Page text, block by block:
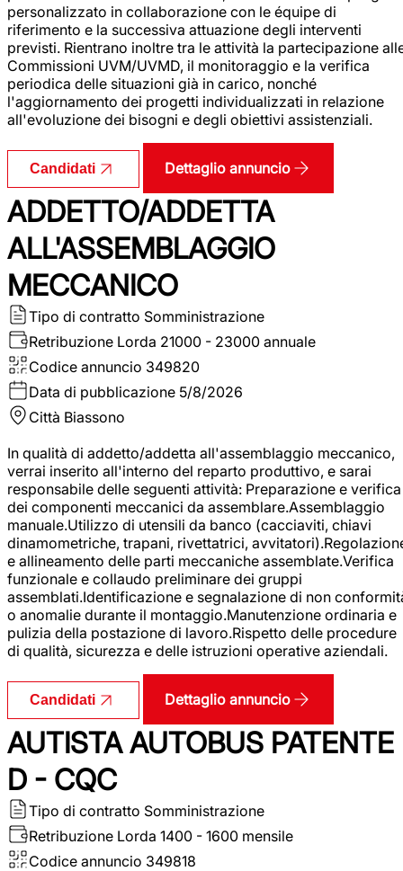
personalizzato in collaborazione con le équipe di
riferimento e la successiva attuazione degli interventi
previsti. Rientrano inoltre tra le attività la partecipazione
Commissioni UVM/UVMD, il monitoraggio e la verifica
periodica delle situazioni già in carico, nonché
l'aggiornamento dei progetti individualizzati in relazione
all'evoluzione dei bisogni e degli obiettivi assistenziali.
Candidati Dettaglio annuncio
ADDETTO/ADDETTA
ALL'ASSEMBLAGGIO
MECCANICO
Tipo di contratto Somministrazione
Retribuzione Lorda 21000 - 23000 annuale
Codice annuncio 349820
Data di pubblicazione 5/8/2026
Città Biassono
In qualità di addetto/addetta all'assemblaggio meccanico,
verrai inserito all'interno del reparto produttivo, e sarai
responsabile delle seguenti attività: Preparazione e verifica
dei componenti meccanici da assemblare.Assemblaggio
manuale.Utilizzo di utensili da banco (cacciaviti, chiavi
dinamometriche, trapani, rivettatrici,
e allineamento delle parti meccaniche assemblate.Verifica
funzionale e collaudo preliminare dei gruppi
assemblati.Identificazione e segnalazione di non
o anomalie durante il montaggio.Manutenzione ordinaria e
pulizia della postazione di lavoro.Rispetto delle procedure
di qualità, sicurezza e delle istruzioni operative aziendali.
Candidati Dettaglio annuncio
AUTISTA AUTOBUS PATENTE
D - CQC
Tipo di contratto Somministrazione
Retribuzione Lorda 1400 - 1600 mensile
Codice annuncio 349818